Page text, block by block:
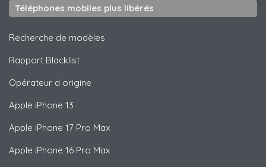
Téléphones mobiles plus libérés
Recherche de modèles
Rapport Blacklist
Opérateur d origine
Apple iPhone 13
Apple iPhone 17 Pro Max
Apple iPhone 16 Pro Max